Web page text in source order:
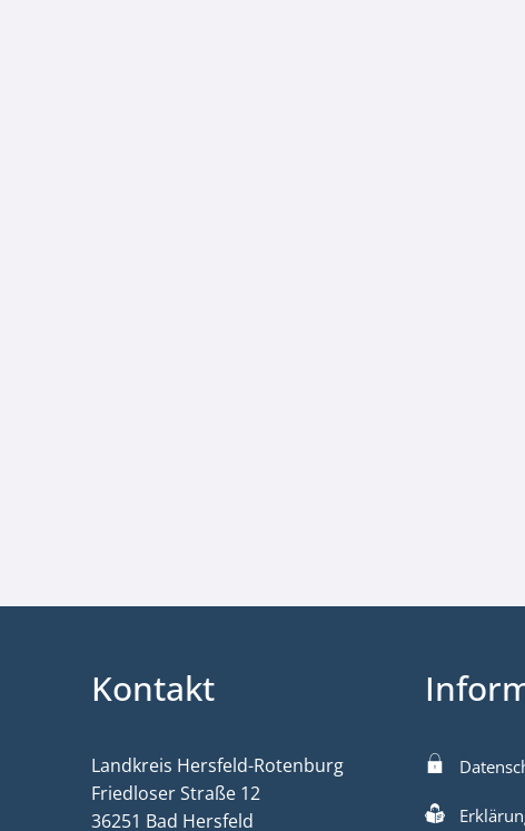
Kontakt
Landkreis Hersfeld-Rotenburg
Friedloser Straße 12
36251 Bad Hersfeld